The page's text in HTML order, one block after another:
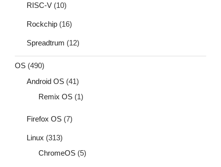
RISC-V (10)
Rockchip (16)
Spreadtrum (12)
OS (490)
Android OS (41)
Remix OS (1)
Firefox OS (7)
Linux (313)
ChromeOS (5)